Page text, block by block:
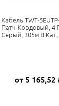
Кабель TWT-
Патч-Кордовый, 4
Серый, 305м В Кат.,
от 5 165,52